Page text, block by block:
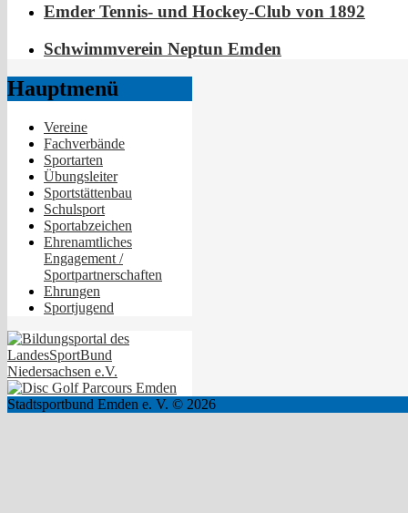
Emder Tennis- und Hockey-Club von 1892
Schwimmverein Neptun Emden
Hauptmenü
Vereine
Fachverbände
Sportarten
Übungsleiter
Sportstättenbau
Schulsport
Sportabzeichen
Ehrenamtliches
Engagement /
Sportpartnerschaften
Ehrungen
Sportjugend
Stadtsportbund Emden e. V. © 2026